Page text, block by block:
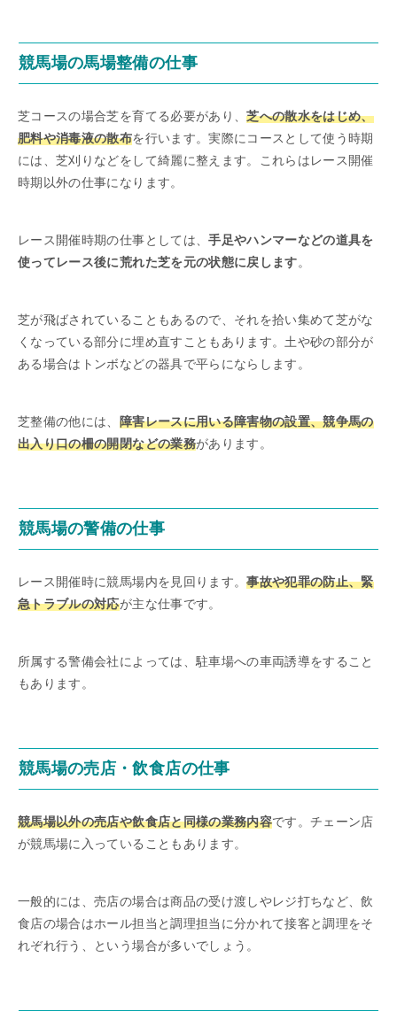
競馬場の馬場整備の仕事
芝コースの場合芝を育てる必要があり、芝への散水をはじめ、
肥料や消毒液の散布を行います。実際にコースとして使う時期
には、芝刈りなどをして綺麗に整えます。これらはレース開催
時期以外の仕事になります。
レース開催時期の仕事としては、手足やハンマーなどの道具を
使ってレース後に荒れた芝を元の状態に戻します。
芝が飛ばされていることもあるので、それを拾い集めて芝がな
くなっている部分に埋め直すこともあります。土や砂の部分が
ある場合はトンボなどの器具で平らにならします。
芝整備の他には、 障害レースに用いる障害物の設置、競争馬の
出入り口の柵の開閉などの業務があります。
競馬場の警備の仕事
レース開催時に競馬場内を見回ります。事故や犯罪の防止、緊
急トラブルの対応が主な仕事です。
所属する警備会社によっては、駐車場への車両誘導をすること
もあります。
競馬場の売店・飲食店の仕事
競馬場以外の売店や飲食店と同様の業務内容です。チェーン店
が競馬場に入っていることもあります。
一般的には、売店の場合は商品の受け渡しやレジ打ちなど、飲
食店の場合はホール担当と調理担当に分かれて接客と調理をそ
れぞれ行う、という場合が多いでしょう。